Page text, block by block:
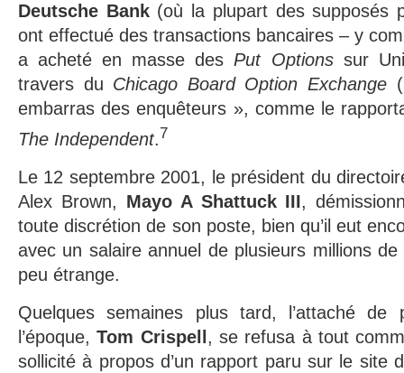
Deutsche Bank(où la plupart des supposés
ont effectué des transactions bancaires – y
a acheté en masse desPut Optionssur
travers du Chicago Board Option Exchange
embarras des enquêteurs », comme le
The Independent.7
Le 12 septembre 2001, le président du
Alex Brown, Mayo A Shattuck III,
toute discrétion de son poste, bien qu’il eut
avec un salaire annuel de plusieurs millions
peu étrange.
Quelques semaines plus tard, l’attaché
l’époque,Tom Crispell , se refusa à tout
sollicité à propos d’un rapport paru sur le site